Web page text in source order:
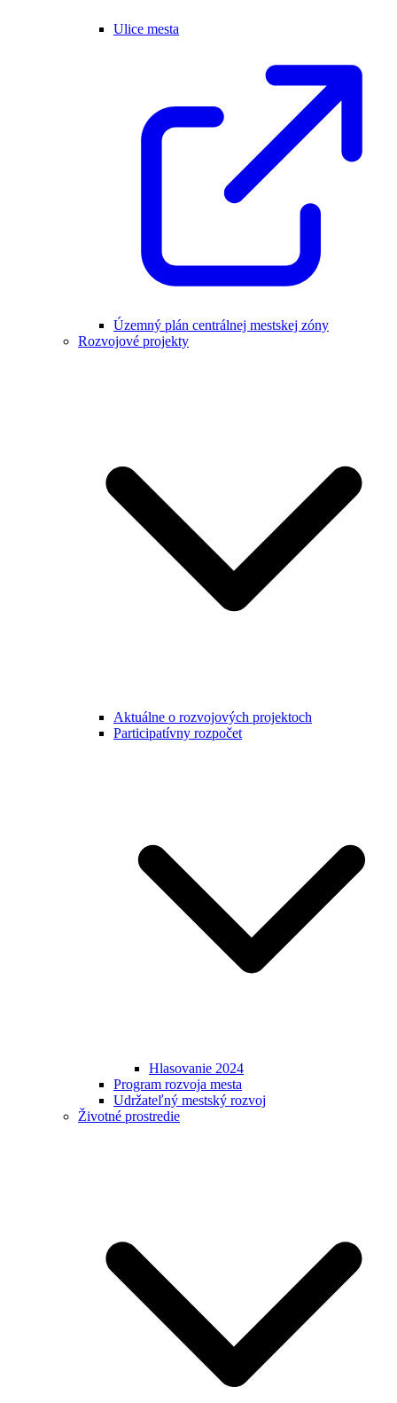
Ulice mesta
Územný plán centrálnej mestskej zóny
Rozvojové projekty
Aktuálne o rozvojových projektoch
Participatívny rozpočet
Hlasovanie 2024
Program rozvoja mesta
Udržateľný mestský rozvoj
Životné prostredie